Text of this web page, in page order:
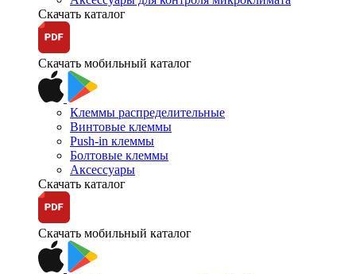
Скачать каталог
Скачать мобильный каталог
Клеммы распределительные
Винтовые клеммы
Push-in клеммы
Болтовые клеммы
Аксессуары
Скачать каталог
Скачать мобильный каталог